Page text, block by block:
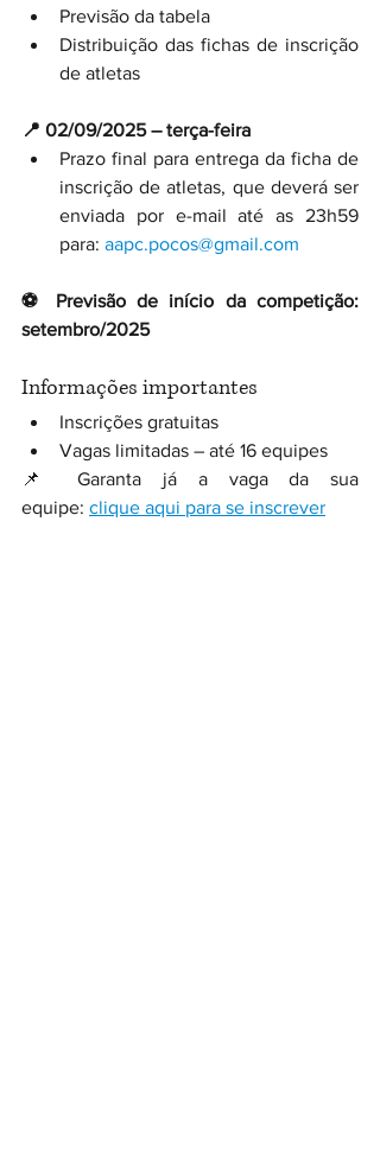
Previsão da tabela
Distribuição das fichas de inscrição
de atletas
📍 02/09/2025 – terça-feira
Prazo final para entrega da ficha de
inscrição de atletas, que deverá ser
enviada por e-mail até as 23h59
para: aapc.pocos@gmail.com
⚽ Previsão de início da competição:
setembro/2025
Informações importantes
Inscrições gratuitas
Vagas limitadas – até 16 equipes
📌 Garanta já a vaga da sua
equipe: clique aqui para se inscrever